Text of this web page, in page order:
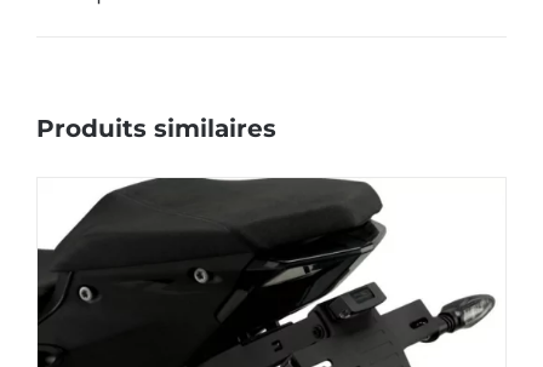
Produits similaires